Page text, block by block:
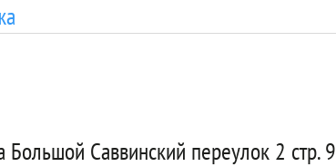
Большой Саввинский переулок 2 стр. 9